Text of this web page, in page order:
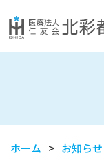
ホーム お知らせ